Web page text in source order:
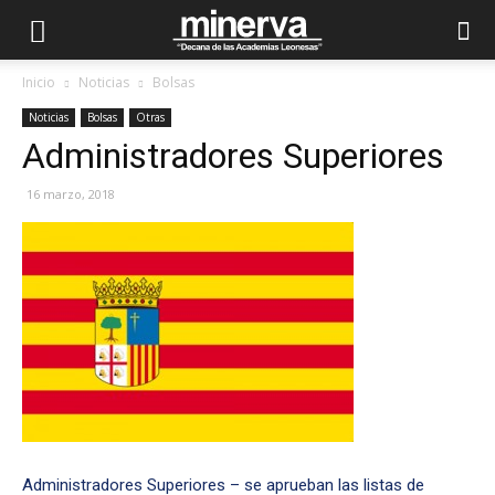
Inicio Noticias Bolsas
Noticias Bolsas Otras
Administradores Superiores
16 marzo, 2018
Administradores Superiores – se aprueban las listas de